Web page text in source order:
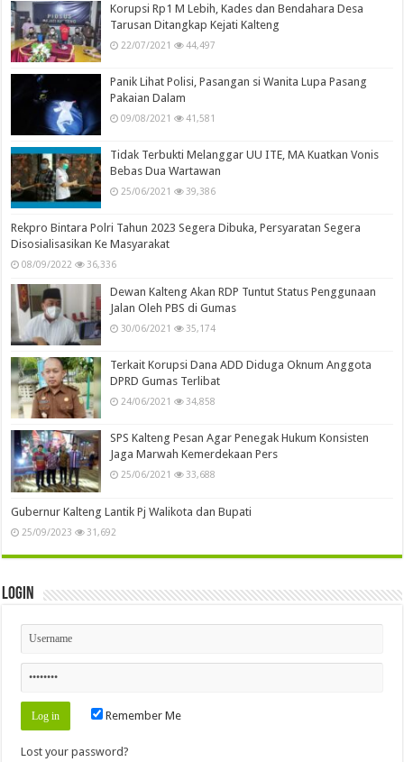
Korupsi Rp1 M Lebih, Kades dan Bendahara Desa
Tarusan Ditangkap Kejati Kalteng
22/07/2021 44,497
Panik Lihat Polisi, Pasangan si Wanita Lupa Pasang
Pakaian Dalam
09/08/2021 41,581
Tidak Terbukti Melanggar UU ITE, MA Kuatkan Vonis
Bebas Dua Wartawan
25/06/2021 39,386
Rekpro Bintara Polri Tahun 2023 Segera Dibuka, Persyaratan Segera
Disosialisasikan Ke Masyarakat
08/09/2022 36,336
Dewan Kalteng Akan RDP Tuntut Status Penggunaan
Jalan Oleh PBS di Gumas
30/06/2021 35,174
Terkait Korupsi Dana ADD Diduga Oknum Anggota
DPRD Gumas Terlibat
24/06/2021 34,858
SPS Kalteng Pesan Agar Penegak Hukum Konsisten
Jaga Marwah Kemerdekaan Pers
25/06/2021 33,688
Gubernur Kalteng Lantik Pj Walikota dan Bupati
25/09/2023 31,692
Login
Remember Me
Lost your password?